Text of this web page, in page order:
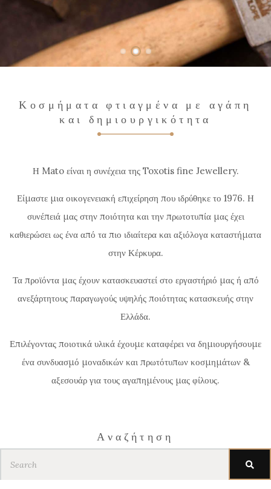
Κοσμήματα φτιαγμένα με αγάπη
και δημιουργικότητα
Η Mato είναι η συνέχεια της Toxotis fine Jewellery.
Είμαστε μια οικογενειακή επιχείρηση που ιδρύθηκε το 1976. Η
συνέπειά μας στην ποιότητα και την πρωτοτυπία μας έχει
καθιερώσει ως ένα από τα πιο ιδιαίτερα και αξιόλογα καταστήματα
στην Κέρκυρα.
Τα προϊόντα μας έχουν κατασκευαστεί στο εργαστήριό μας ή από
ανεξάρτητους παραγωγούς υψηλής ποιότητας κατασκευής στην
Ελλάδα.
Επιλέγοντας ποιοτικά υλικά έχουμε καταφέρει να δημιουργήσουμε
ένα συνδυασμό μοναδικών και πρωτότυπων κοσμημάτων &
αξεσουάρ για τους αγαπημένους μας φίλους.
Αναζήτηση